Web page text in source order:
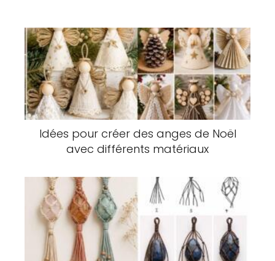
Idées pour créer des anges de Noël
avec différents matériaux